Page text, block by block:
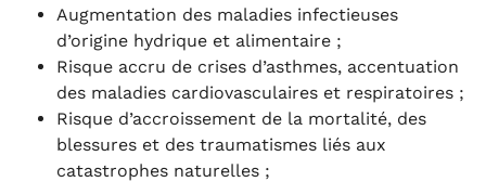
Augmentation des maladies infectieuses
d’origine hydrique et alimentaire ;
Risque accru de crises d’asthmes, accentuation
des maladies cardiovasculaires et respiratoires ;
Risque d’accroissement de la mortalité, des
blessures et des traumatismes liés aux
catastrophes naturelles ;